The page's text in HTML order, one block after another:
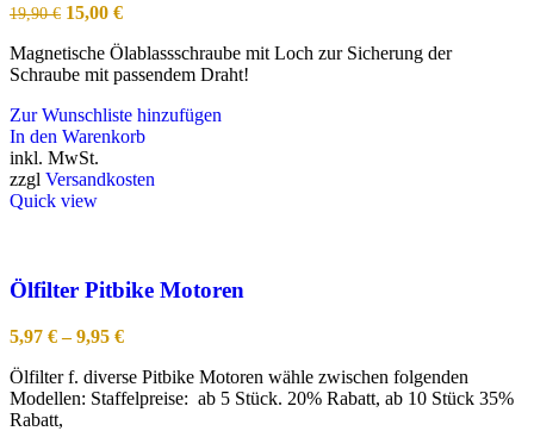
19,90€ Ursprünglicher
war:
19,90 €
15,00 €Aktueller
ist:
15,00 €.
Magnetische Ölablassschraube mit Loch zur Sicherung der
Schraube mit passendem Draht!
Zur Wunschliste hinzufügen
In den Warenkorb
inkl. MwSt.
zzgl Versandkosten
Quick view
Ölfilter Pitbike Motoren
5,97 €–9,95 €
Ölfilter f. diverse Pitbike Motoren wähle zwischen folgenden
Modellen: Staffelpreise: ab 5 Stück. 20% Rabatt, ab 10 Stück 35%
Rabatt,